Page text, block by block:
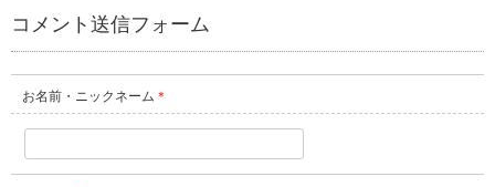
コメント送信フォーム
お名前・ニックネーム ＊